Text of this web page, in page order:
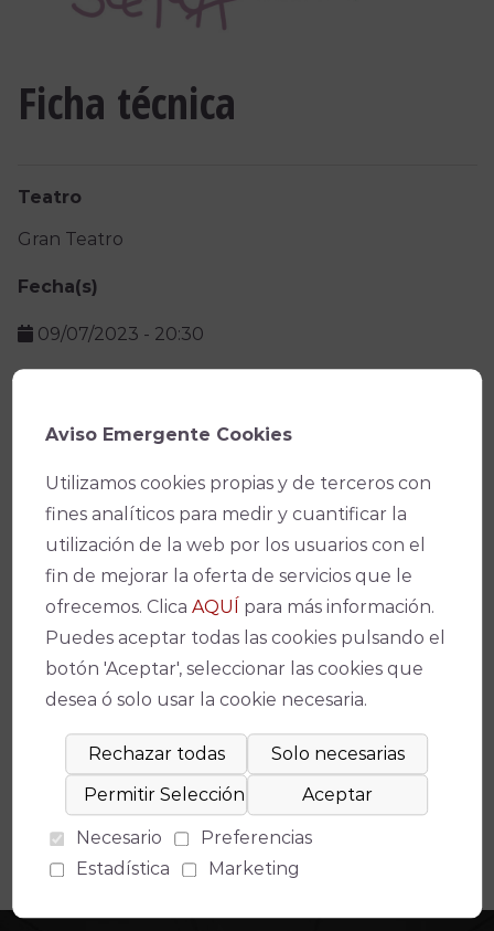
Ficha técnica
Teatro
Gran Teatro
Fecha(s)
09/07/2023 - 20:30
Facebook
X WhatsApp
Email
Copy
Link
Espectáculos relacionados
No se ha encontrado un evento relacionado.
Aviso Emergente Cookies
Utilizamos cookies propias y de terceros con
fines analíticos para medir y cuantificar la
utilización de la web por los usuarios con el
fin de mejorar la oferta de servicios que le
ofrecemos. ClicaAQUÍ para más información.
Puedes aceptar todas las cookies pulsando el
botón 'Aceptar', seleccionar las cookies que
desea ó solo usar la cookie necesaria.
Necesario
Preferencias
Estadística
Marketing